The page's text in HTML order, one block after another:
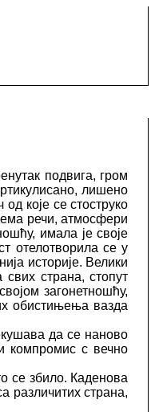
подвига, гром
лишено
које се стоструко
речи, атмосфери
имала је своје
отелотворила се у
историје. Велики
страна, стопут
загонетношћу,
обистињења вазда
да се наново
компромис с вечно
се збило. Каденова
различитих страна,